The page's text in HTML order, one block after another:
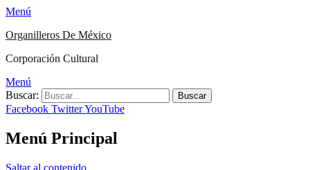
Menú
Organilleros De México
Corporación Cultural
Menú
Buscar:
Facebook TwitterYouTube
Menú Principal
Saltar al contenido